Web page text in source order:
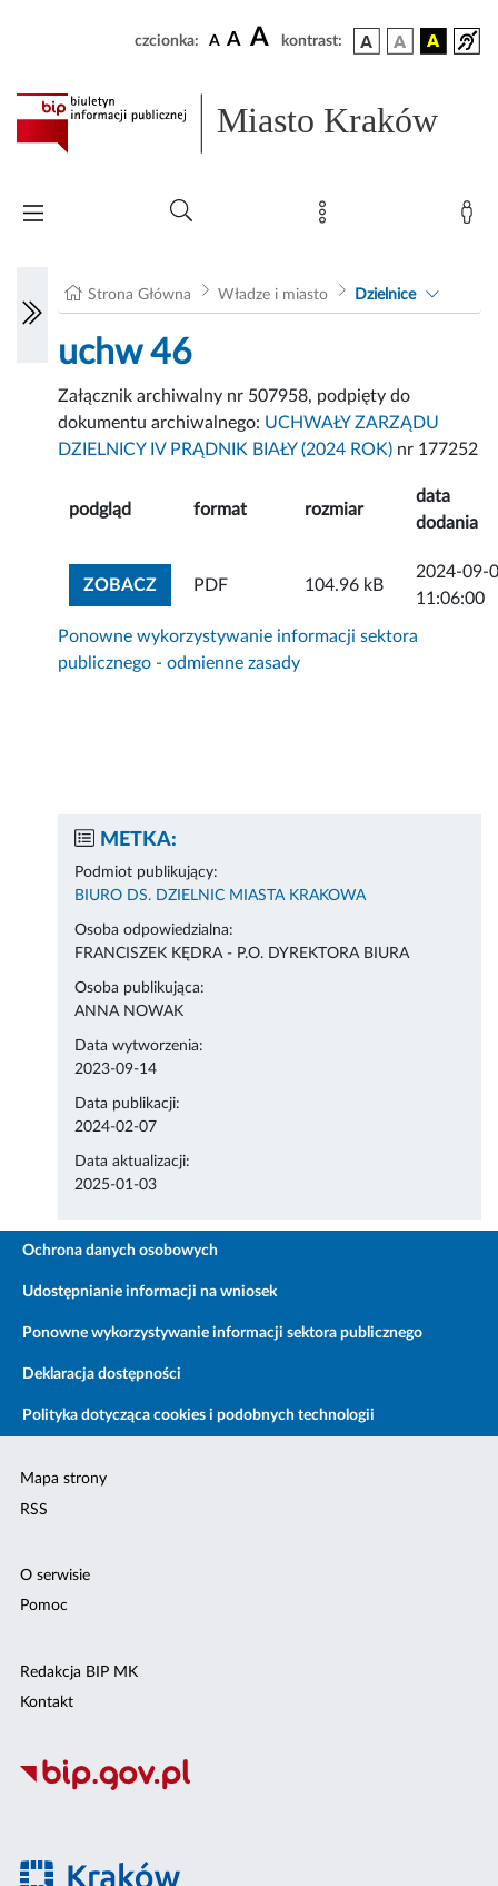
czcionka: A A A kontrast:
Miasto Kraków
Strona Główna Władze i miasto Dzielnice
uchw 46
Załącznik archiwalny nr 507958, podpięty do
dokumentu archiwalnego: UCHWAŁY ZARZĄDU
DZIELNICY IV PRĄDNIK BIAŁY (2024 ROK) nr 177252
podgląd format rozmiar
data
dodania
ZOBACZZOBACZ ZAŁĄCZNIK
PDF 104.96 kB
2024-09-
11:06:00
Ponowne wykorzystywanie informacji sektora
publicznego - odmienne zasady
METKA:
Podmiot publikujący:
BIURO DS. DZIELNIC MIASTA KRAKOWA
Osoba odpowiedzialna:
FRANCISZEK KĘDRA - P.O. DYREKTORA BIURA
Osoba publikująca:
ANNA NOWAK
Data wytworzenia:
2023-09-14
Data publikacji:
2024-02-07
Data aktualizacji:
2025-01-03
Ochrona danych osobowych
Udostępnianie informacji na wniosek
Ponowne wykorzystywanie informacji sektora publicznego
Deklaracja dostępności
Polityka dotycząca cookies i podobnych technologii
Mapa strony
RSS
O serwisie
Pomoc
Redakcja BIP MK
Kontakt